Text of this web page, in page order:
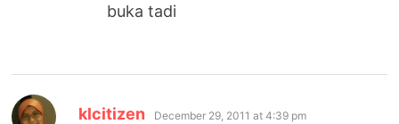
buka tadi
klcitizen says:
December 29, 2011 at 4:39 pm